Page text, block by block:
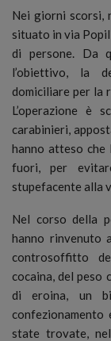
Nei giorni scorsi,
situato in via
di persone. Da
l’obiettivo, la
domiciliare per la
L’operazione è
carabinieri,
hanno atteso che
fuori, per
stupefacente alla
Nel corso della
hanno rinvenuto
controsoffitto
cocaina, del peso
di eroina, un
state trovate,